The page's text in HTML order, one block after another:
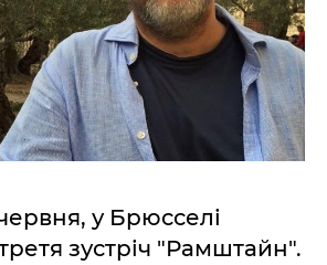
у Брюсселі
зустріч "Рамштайн".